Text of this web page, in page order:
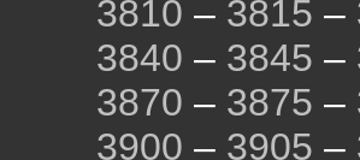
3810 – 3815 –
3840 – 3845 –
3870 – 3875 –
3900 – 3905 –